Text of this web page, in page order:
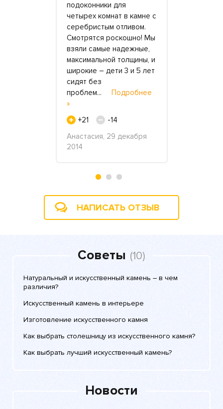
подоконники для
четырех комнат в камне с
серебристым отливом.
Смотрятся роскошно! Мы
взяли самые надежные,
максимальной толщины, и
широкие – дети 3 и 5 лет
сидят без
проблем... Подробнее
»
+21
-14
Анастасия, 29 декабря
2014
НАПИСАТЬ ОТЗЫВ
Советы (10)
Натуральный и искусственный камень – в чем
различия?
Искусственный камень в интерьере
Изготовление искусственного камня
Как выбрать столешницу из искусственного камня?
Как выбрать лучший искусственный камень?
Новости